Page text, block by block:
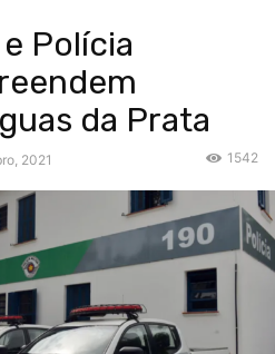
Polícia
da Prata
2021 1542